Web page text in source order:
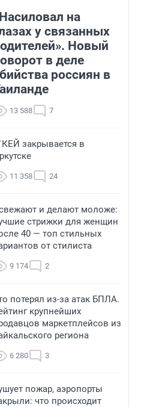
на
у связанных
Новый
в деле
россиян в
13 588 7
закрывается в
11 358 24
и делают моложе:
стрижки для женщин
40 — топ стильных
от стилиста
9 174 2
потерял из-за атак БПЛА.
крупнейших
маркетплейсов из
региона
6 280 3
пожар, аэропорты
что происходит